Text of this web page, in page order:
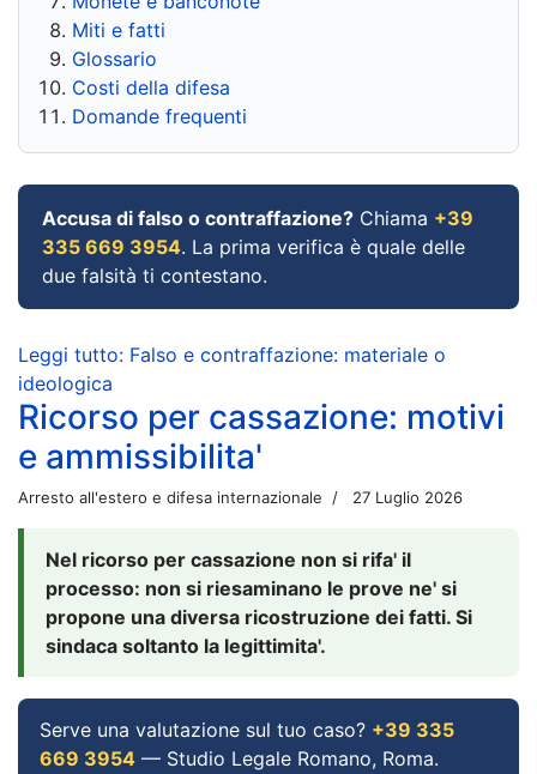
Miti e fatti
Glossario
Costi della difesa
Domande frequenti
Accusa di falso o contraffazione? Chiama +39
335 669 3954. La prima verifica è quale delle
due falsità ti contestano.
Leggi tutto: Falso e contraffazione: materiale o
ideologica
Ricorso per cassazione: motivi
e ammissibilita'
Arresto all'estero e difesa internazionale 27 Luglio 2026
Nel ricorso per cassazione non si rifa' il
processo: non si riesaminano le prove ne' si
propone una diversa ricostruzione dei fatti. Si
sindaca soltanto la legittimita'.
Serve una valutazione sul tuo caso? +39 335
669 3954 — Studio Legale Romano, Roma.